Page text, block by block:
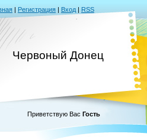
| Регистрация | Вход | RSS
Червоный Донец
Приветствую Вас Гость